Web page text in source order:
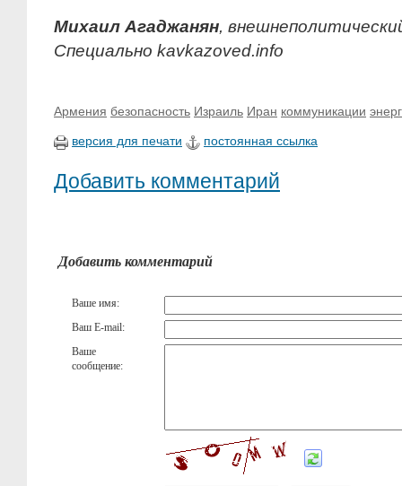
Михаил Агаджанян,
Специально kavkazoved.info
Армения безопасность Израиль Иран коммуникации
версия для печати постоянная ссылка
Добавить комментарий
Добавить комментарий
Ваше имя:
Ваш E-mail:
Ваше
сообщение: